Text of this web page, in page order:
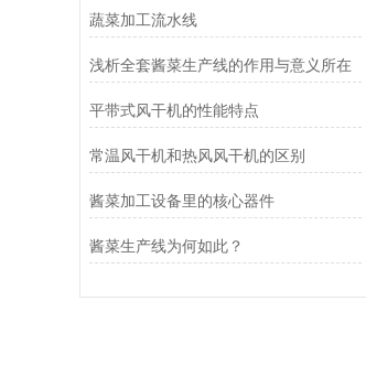
蔬菜加工流水线
浅析全套酱菜生产线的作用与意义所在
平带式风干机的性能特点
常温风干机和热风风干机的区别
酱菜加工设备里的核心器件
酱菜生产线为何如此？